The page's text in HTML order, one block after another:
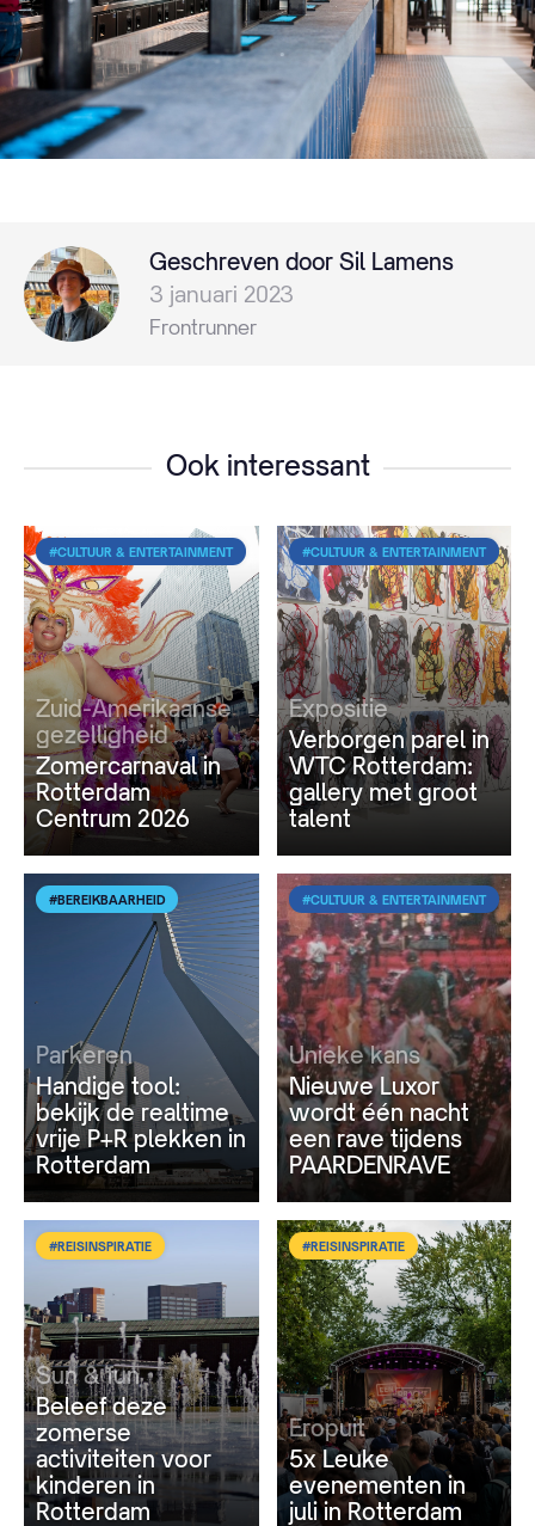
Geschreven door Sil Lamens
3 januari 2023
Frontrunner
Ook interessant
#CULTUUR & ENTERTAINMENT
Zuid-Amerikaanse
gezelligheid
Zomercarnaval in
Rotterdam
Centrum 2026
#CULTUUR & ENTERTAINMENT
Expositie
Verborgen parel in
WTC Rotterdam:
gallery met groot
talent
#BEREIKBAARHEID
Parkeren
Handige tool:
bekijk de realtime
vrije P+R plekken in
Rotterdam
#CULTUUR & ENTERTAINMENT
Unieke kans
Nieuwe Luxor
wordt één nacht
een rave tijdens
PAARDENRAVE
#REISINSPIRATIE
Sun & fun
Beleef deze
zomerse
activiteiten voor
kinderen in
Rotterdam
#REISINSPIRATIE
Eropuit
5x Leuke
evenementen in
juli in Rotterdam